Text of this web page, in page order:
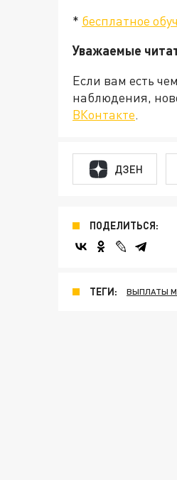
* бесплатное
Уважаемые
Если вам есть
наблюдения,
ВКонтакте.
ДЗЕН
ПОДЕЛИТЬСЯ:
ТЕГИ: ВЫПЛАТЫ